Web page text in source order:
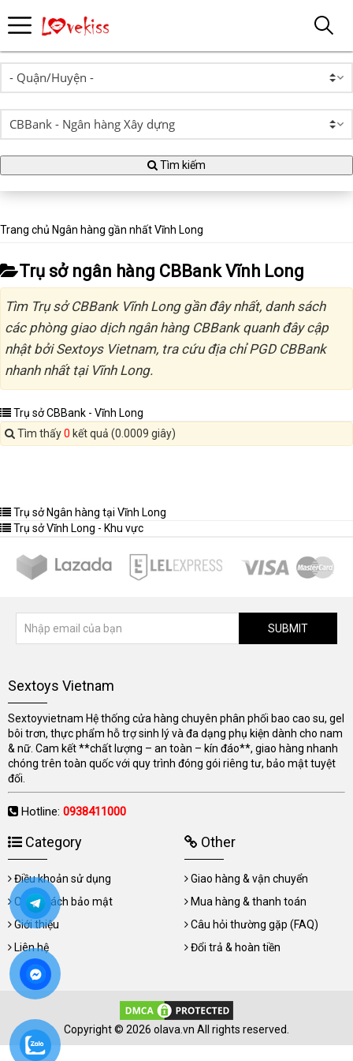
Tìm kiếm
Trang chủ Ngân hàng gần nhấtVĩnh Long
Trụ sở ngân hàng CBBank Vĩnh Long
Tìm Trụ sở CBBank Vĩnh Long gần đây nhất, danh sách
các phòng giao dịch ngân hàng CBBank quanh đây cập
nhật bởi Sextoys Vietnam, tra cứu địa chỉ PGD CBBank
nhanh nhất tại Vĩnh Long.
Trụ sở CBBank - Vĩnh Long
Tìm thấy0 kết quả (0.0009 giây)
Trụ sở Ngân hàng tại Vĩnh Long
Trụ sở Vĩnh Long - Khu vực
SUBMIT
Sextoys Vietnam
Sextoyvietnam Hệ thống cửa hàng chuyên phân phối bao cao su, gel
bôi trơn, thực phẩm hỗ trợ sinh lý và đa dạng phụ kiện dành cho nam
& nữ. Cam kết **chất lượng – an toàn – kín đáo**, giao hàng nhanh
chóng trên toàn quốc với quy trình đóng gói riêng tư, bảo mật tuyệt
đối.
Hotline: 0938411000
Category
Điều khoản sử dụng
Chính sách bảo mật
Giới thiệu
Liên hệ
Other
Giao hàng & vận chuyển
Mua hàng & thanh toán
Câu hỏi thường gặp (FAQ)
Đổi trả & hoàn tiền
Copyright © 2026 olava.vn All rights reserved.